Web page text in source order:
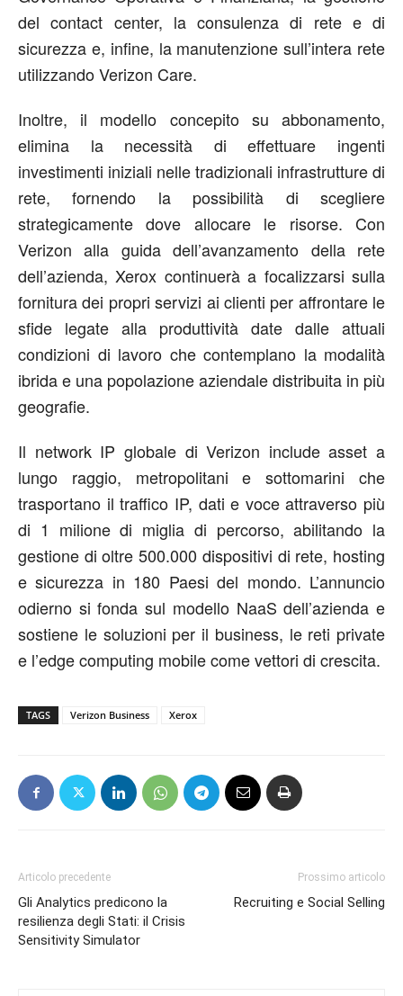
del contact center, la consulenza di rete e di
sicurezza e, infine, la manutenzione sull’intera rete
utilizzando Verizon Care.
Inoltre, il modello concepito su abbonamento,
elimina la necessità di effettuare ingenti
investimenti iniziali nelle tradizionali infrastrutture di
rete, fornendo la possibilità di scegliere
strategicamente dove allocare le risorse. Con
Verizon alla guida dell’avanzamento della rete
dell’azienda, Xerox continuerà a focalizzarsi sulla
fornitura dei propri servizi ai clienti per affrontare le
sfide legate alla produttività date dalle attuali
condizioni di lavoro che contemplano la modalità
ibrida e una popolazione aziendale distribuita in più
geografie.
Il network IP globale di Verizon include asset a
lungo raggio, metropolitani e sottomarini che
trasportano il traffico IP, dati e voce attraverso più
di 1 milione di miglia di percorso, abilitando la
gestione di oltre 500.000 dispositivi di rete, hosting
e sicurezza in 180 Paesi del mondo. L’annuncio
odierno si fonda sul modello NaaS dell’azienda e
sostiene le soluzioni per il business, le reti private
e l’edge computing mobile come vettori di crescita.
TAGS Verizon Business Xerox
Articolo precedente
Gli Analytics predicono la
resilienza degli Stati: il Crisis
Sensitivity Simulator
Prossimo articolo
Recruiting e Social Selling